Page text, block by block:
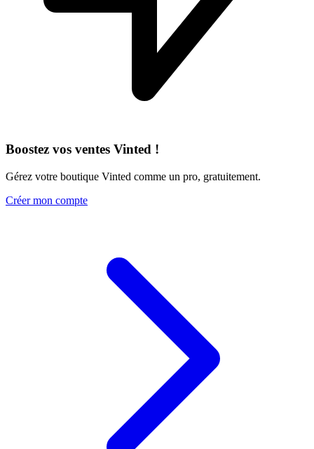
Boostez vos ventes Vinted !
Gérez votre boutique Vinted comme un pro, gratuitement.
Créer mon compte